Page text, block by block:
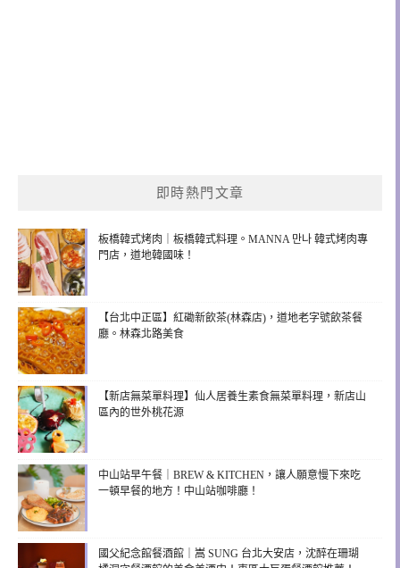
即時熱門文章
板橋韓式烤肉｜板橋韓式料理。MANNA 만나 韓式烤肉專
門店，道地韓國味！
【台北中正區】紅磡新飲茶(林森店)，道地老字號飲茶餐
廳。林森北路美食
【新店無菜單料理】仙人居養生素食無菜單料理，新店山
區內的世外桃花源
中山站早午餐｜BREW & KITCHEN，讓人願意慢下來吃
一頓早餐的地方！中山站咖啡廳！
國父紀念館餐酒館｜嵩 SUNG 台北大安店，沈醉在珊瑚